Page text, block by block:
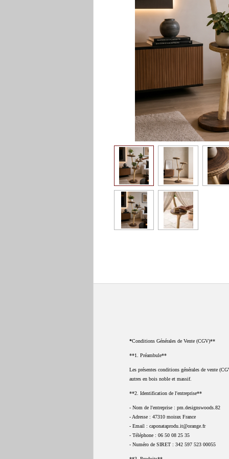
*Conditions Générales de Vente (CGV)**
**1. Préambule**
Les présentes conditions générales de vente
autres en bois noble et massif.
**2. Identification de l'entreprise**
- Nom de l'entreprise : pm.designswoods.82
- Adresse : 47310 moirax France
- Email : caponataprodu.it@orange.fr
- Téléphone : 06 50 08 25 35
- Numéro de SIRET : 342 597 523 00055